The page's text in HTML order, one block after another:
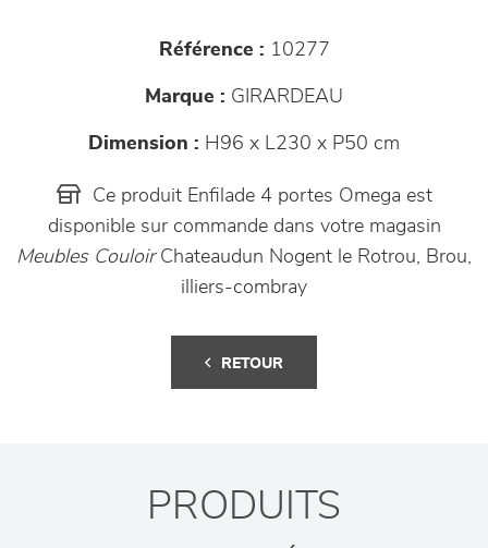
Référence : 10277
Marque : GIRARDEAU
Dimension : H96 x L230 x P50 cm
Ce produit Enfilade 4 portes Omega est
disponible sur commande dans votre magasin
Meubles CouloirChateaudun Nogent le Rotrou, Brou,
illiers-combray
RETOUR
PRODUITS